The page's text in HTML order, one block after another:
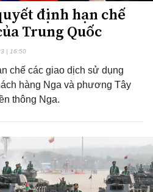
định hạn chế
Trung Quốc
| 16:50
chế các giao dịch sử dụng
hàng Nga và phương Tây
thông Nga.